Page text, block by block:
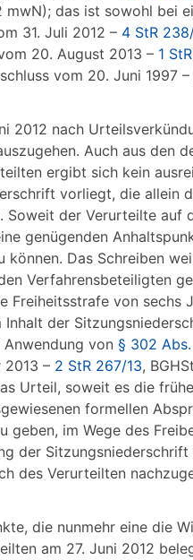
mwN); das ist sowohl bei
31. Juli 2012 – 4 StR
20. August 2013 – 1
vom 20. Juni 1997
2012 nach
Auch aus den
ergibt sich kein
vorliegt, die allein
Soweit der Verurteilte auf
genügenden
können. Das Schreiben
Verfahrensbeteiligten
Freiheitsstrafe von
der
von § 302
2013 – 2 StR 267/13,
Urteil, soweit es die
formellen
geben, im Wege des
der
des Verurteilten
die nunmehr eine die
am 27. Juni 2012